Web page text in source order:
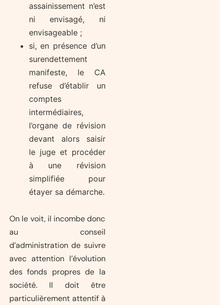
assainissement n’est
ni envisagé, ni
envisageable ;
si, en présence d’un
surendettement
manifeste, le CA
refuse d’établir un
comptes
intermédiaires,
l’organe de révision
devant alors saisir
le juge et procéder
à une révision
simplifiée pour
étayer sa démarche.
On le voit, il incombe donc
au conseil
d’administration de suivre
avec attention l’évolution
des fonds propres de la
société. Il doit être
particulièrement attentif à